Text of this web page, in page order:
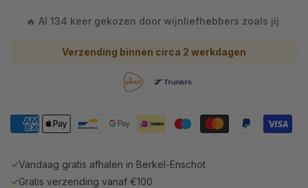
🔥 Al 134 keer gekozen door wijnliefhebbers zoals jij.
Verzending binnen circa 2 werkdagen
✓Vandaag gratis afhalen in Berkel-Enschot
✓Gratis verzending vanaf €100